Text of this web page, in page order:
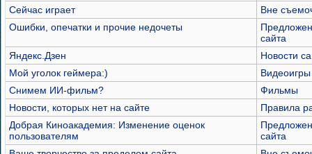
Сейчас играет
Вне
Ошибки, опечатки и прочие недочеты
сайта
Яндекс.Дзен
Новости
Мой уголок геймера:)
Видеоигры
Снимем ИИ-фильм?
Фильмы
Новости, которых нет на сайте
Правила
Добрая Киноакадемия: Изменение оценок
пользователям
сайта